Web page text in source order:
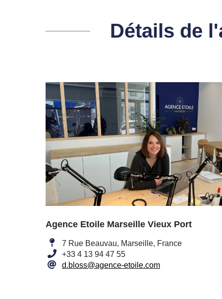
Détails de
Agence Etoile Marseille Vieux Port
7 Rue Beauvau, Marseille, France
+33 4 13 94 47 55
d.bloss@agence-etoile.com